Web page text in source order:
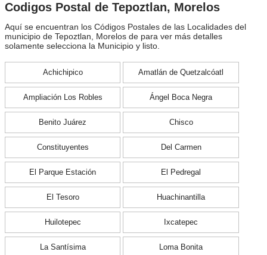
Codigos Postal de Tepoztlan, Morelos
Aquí se encuentran los Códigos Postales de las Localidades del
municipio de Tepoztlan, Morelos de para ver más detalles
solamente selecciona la Municipio y listo.
Achichipico Amatlán de Quetzalcóatl
Ampliación Los Robles Ángel Boca Negra
Benito Juárez Chisco
Constituyentes Del Carmen
El Parque Estación El Pedregal
El Tesoro Huachinantilla
Huilotepec Ixcatepec
La Santísima Loma Bonita